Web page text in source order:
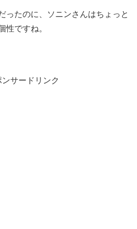
ったのに、ソニンさんはちょっと
性ですね。
ンサードリンク